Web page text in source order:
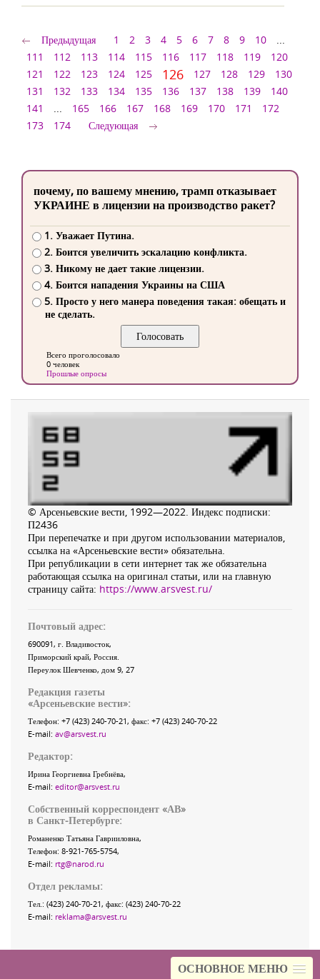
ОСНОВНОЕ МЕНЮ
Предыдущая 1 2 3 4 5 6 7 8 9 10
...
111
112 113 114 115 116 117 118 119
120
121
122 123 124 125 126 127 128 129
130
131
132 133 134 135 136 137 138 139
140
141
... 165 166 167 168 169 170 171
172
173
174 Следующая
почему, по вашему мнению, трамп отказывает
УКРАИНЕ в лицензии на производство ракет?
1. Уважает Путина.
2. Боится увеличить эскалацию конфликта.
3. Никому не дает такие лицензии.
4. Боится нападения Украины на США
5. Просто у него манера поведения такая: обещать и
не сделать.
Всего проголосовало
0 человек
Прошлые опросы
© Арсеньевские вести, 1992—2022. Индекс подписки:
П2436
При перепечатке и при другом использовании материалов,
ссылка на «Арсеньевские вести» обязательна.
При републикации в сети интернет так же обязательна
работающая ссылка на оригинал статьи, или на главную
страницу сайта: https://www.arsvest.ru/
Почтовый адрес:
690091, г. Владивосток,
Приморский край, Россия
Переулок Шевченко, дом 9, 27
Редакция газеты
«Арсеньевские вести»:
Телефон: +7 (423) 240-70-21, факс: +7 (423) 240-70-22
E-mail: av@arsvest.ru
Редактор:
Ирина Георгиевна Гребнёва,
E-mail: editor@arsvest.ru
Собственный корреспондент «АВ»
в Санкт-Петербурге:
Романенко Татьяна Гаврииловна,
Телефон: 8-921-765-5754,
E-mail: rtg@narod.ru
Отдел рекламы:
Тел.: (423) 240-70-21, факс: (423) 240-70-22
E-mail: reklama@arsvest.ru